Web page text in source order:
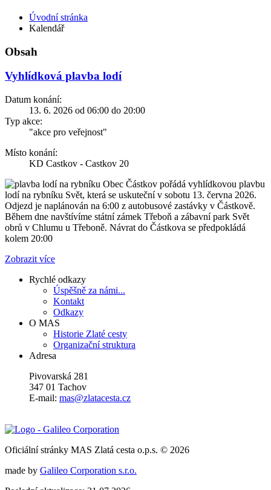
Úvodní stránka
Kalendář
Obsah
Vyhlídková plavba lodí
Datum konání:
13. 6. 2026 od 06:00 do 20:00
Typ akce:
"akce pro veřejnost"
Místo konání:
KD Castkov - Castkov 20
Obec Částkov pořádá vyhlídkovou plavbu
lodí na rybníku Svět, která se uskuteční v sobotu 13. června 2026.
Odjezd je naplánován na 6:00 z autobusové zastávky v Částkově.
Během dne navštívíme státní zámek Třeboň a zábavní park Svět
obrů v Chlumu u Třeboně. Návrat do Částkova se předpokládá
kolem 20:00
Zobrazit více
Rychlé odkazy
Úspěšně za námi...
Kontakt
Odkazy
O MAS
Historie Zlaté cesty
Organizační struktura
Adresa
Pivovarská 281
347 01 Tachov
E-mail: mas@zlatacesta.cz
Oficiální stránky MAS Zlatá cesta o.p.s. © 2026
made by Galileo Corporation s.r.o.